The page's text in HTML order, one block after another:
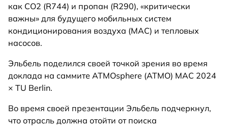
как CO2 (R744) и пропан (R290), «критически
важны» для будущего мобильных систем
кондиционирования воздуха (MAC) и тепловых
насосов.
Эльбель поделился своей точкой зрения во время
доклада на саммите ATMOsphere (ATMO) MAC 2024
× TU Berlin.
Во время своей презентации Эльбель подчеркнул,
что отрасль должна отойти от поиска